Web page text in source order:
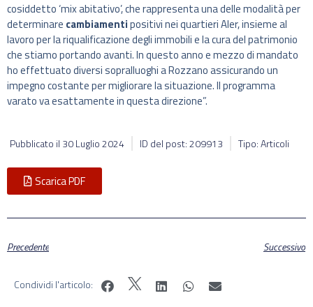
cosiddetto ‘mix abitativo’, che rappresenta una delle modalità per
determinare cambiamentipositivi nei quartieri Aler, insieme al
lavoro per la riqualificazione degli immobili e la cura del patrimonio
che stiamo portando avanti. In questo anno e mezzo di mandato
ho effettuato diversi sopralluoghi a Rozzano assicurando un
impegno costante per migliorare la situazione. Il programma
varato va esattamente in questa direzione”.
Pubblicato il 30 Luglio 2024 ID del post: 209913 Tipo: Articoli
Scarica PDF
Precedente Successivo
Condividi l'articolo: